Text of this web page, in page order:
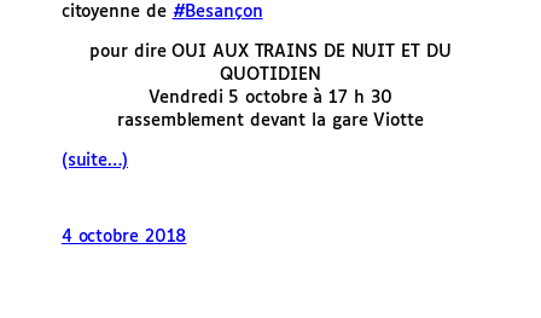
citoyenne de #Besançon
pour dire OUI AUX TRAINS DE NUIT ET DU
QUOTIDIEN
Vendredi 5 octobre à 17 h 30
rassemblement devant la gare Viotte
(suite…)
4 octobre 2018